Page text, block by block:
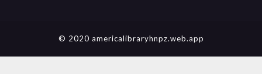
© 2020 americalibraryhnpz.web.app